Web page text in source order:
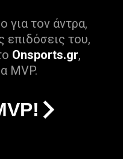
για τον άντρα,
επιδόσεις του,
Onsports.gr,
MVP.